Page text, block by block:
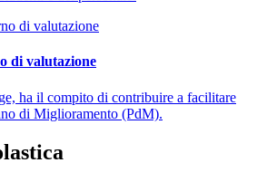
di valutazione
ha il compito di contribuire a facilitare
di Miglioramento (PdM).